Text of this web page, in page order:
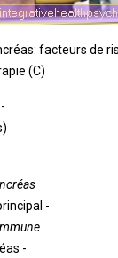
facteurs de
(C)
-
-